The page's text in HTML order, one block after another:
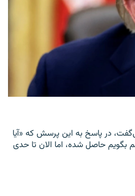
سخن می‌گفت، در پاسخ به این پرسش که «آیا
بگویم حاصل شده، اما الان تا حدی